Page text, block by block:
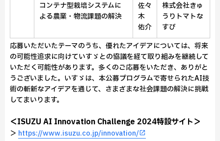
コンテナ型栽培システムに
よる農業・物流課題の解決
佐々
木
佑介
株式会社きゅ
うりトマトな
すび
応募いただいたテーマのうち、優れたアイデアについては、将来
の可能性追求に向けていすゞとの協議を経て取り組みを継続して
いただく可能性があります。多くのご応募をいただき、ありがと
うございました。いすゞは、本公募プログラムで寄せられたAI技
術の斬新なアイデアを通じて、さまざまな社会課題の解決に挑戦
してまいります。
＜ISUZU AI Innovation Challenge 2024特設サイト＞
＞ https://www.isuzu.co.jp/innovation/